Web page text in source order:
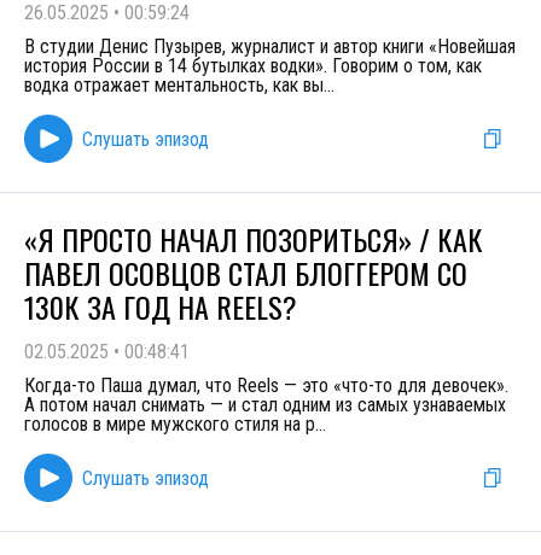
26.05.2025 • 00:59:24
В студии Денис Пузырев, журналист и автор книги «Новейшая
история России в 14 бутылках водки». Говорим о том, как
водка отражает ментальность, как вы...
Слушать эпизод
«Я ПРОСТО НАЧАЛ ПОЗОРИТЬСЯ» / КАК
ПАВЕЛ ОСОВЦОВ СТАЛ БЛОГГЕРОМ СО
130К ЗА ГОД НА REELS?
02.05.2025 • 00:48:41
Когда-то Паша думал, что Reels — это «что-то для девочек».
А потом начал снимать — и стал одним из самых узнаваемых
голосов в мире мужского стиля на р...
Слушать эпизод